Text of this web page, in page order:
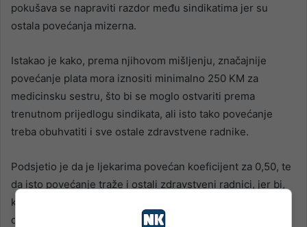
pokušava se napraviti razdor među sindikatima jer su
ostala povećanja mizerna.
Istakao je kako, prema njihovom mišljenju, značajnije
povećanje plata mora iznositi minimalno 250 KM za
medicinsku sestru, što bi se moglo ostvariti prema
trenutnom prijedlogu sindikata, ali isto tako povećanje
treba obuhvatiti i sve ostale zdravstvene radnike.
Podsjetio je da je ljekarima povećan koeficijent za 0,50, te
da isto povećanje traže i ostali zdravstveni radnici, jer bi,
kako je kazao svaki drugačiji pristup predstavljao oblik
diskriminacije.